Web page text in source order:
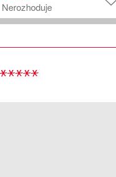
Nerozhoduje